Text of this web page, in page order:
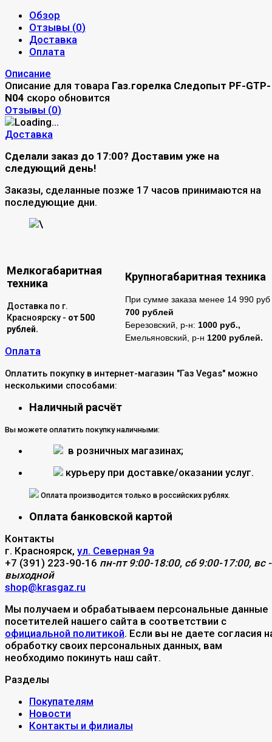
Обзор
Отзывы (0)
Доставка
Оплата
Описание
Описание для товара Газ.горелка Следопыт PF-GTP-
N04 скоро обновится
Отзывы (0)
Доставка
Сделали заказ до 17:00? Доставим уже на
следующий день!
Заказы, сделанные позже 17 часов принимаются на
последующие дни.
\
Мелкогабаритная
техника
Крупногабаритная техника
Доставка по г.
Красноярску - от 500
рублей.
При сумме заказа менее 14 990 руб
700 рублей
Березовский, р-н: 1000 руб.,
Емельяновский, р-н 1200 рублей.
Оплата
Оплатить покупку в интернет-магазин "Газ Vegas" можно
несколькими способами:
Наличный расчёт
Вы можете оплатить покупку наличными:
в розничных магазинах;
курьеру при доставке/оказании услуг.
Оплата производится только в российских рублях.
Оплата банковской картой
Контакты
г. Красноярск, ул. Северная 9а
+7 (391) 223-90-16 пн-пт 9:00-18:00, сб 9:00-17:00, вс -
выходной
shop@krasgaz.ru
Мы получаем и обрабатываем персональные данные
посетителей нашего сайта в соответствии с
официальной политикой. Если вы не даете согласия
обработку своих персональных данных, вам
необходимо покинуть наш сайт.
Разделы
Покупателям
Новости
Контакты и филиалы